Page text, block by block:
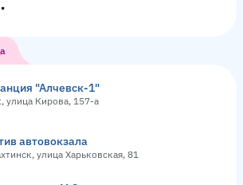
"Алчевск-1"
улица Кирова, 157-а
автовокзала
улица Харьковская, 81